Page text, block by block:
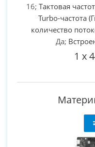
16; Тактовая
Turbo-частота
количество
Да;
1 x